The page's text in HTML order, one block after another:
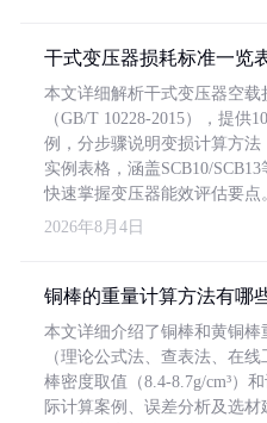
干式变压器损耗标准一览
本文详细解析干式变压器空
（GB/T 10228-2015），提供
例，分步骤说明变损计算方
实例表格，涵盖SCB10/
快速掌握变压器能效评估要点
2026年8月4日
铜棒的重量计算方法有哪
本文详细介绍了铜棒和黄铜
（理论公式法、查表法、在
棒密度取值（8.4-8.7g/cm³）
际计算案例、误差分析及选材